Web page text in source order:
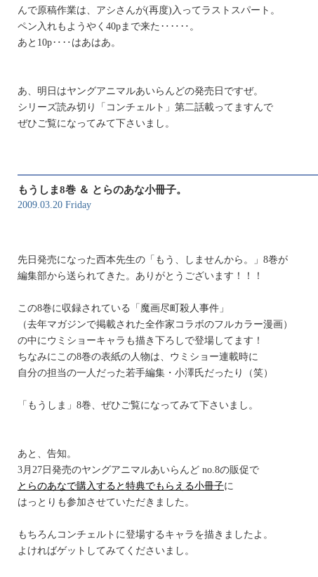
んで原稿作業は、アシさんが(再度)入ってラストスパート。
ペン入れもようやく40pまで来た‥‥‥。
あと10p‥‥はあはあ。
あ、明日はヤングアニマルあいらんどの発売日ですぜ。
シリーズ読み切り「コンチェルト」第二話載ってますんで
ぜひご覧になってみて下さいまし。
もうしま8巻 ＆ とらのあな小冊子。
2009.03.20 Friday
先日発売になった西本先生の「もう、しませんから。」8巻が
編集部から送られてきた。ありがとうございます！！！
この8巻に収録されている「魔画尽町殺人事件」
（去年マガジンで掲載された全作家コラボのフルカラー漫画）
の中にウミショーキャラも描き下ろしで登場してます！
ちなみにこの8巻の表紙の人物は、ウミショー連載時に
自分の担当の一人だった若手編集・小澤氏だったり（笑）
「もうしま」8巻、ぜひご覧になってみて下さいまし。
あと、告知。
3月27日発売のヤングアニマルあいらんど no.8の販促で
とらのあなで購入すると特典でもらえる小冊子に
はっとりも参加させていただきました。
もちろんコンチェルトに登場するキャラを描きましたよ。
よければゲットしてみてくださいまし。